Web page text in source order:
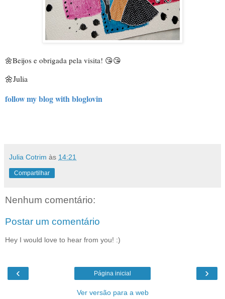
🌼Beijos e obrigada pela visita! 😘😘
🌼Julia
follow my blog with bloglovin
Julia Cotrim às 14:21
Compartilhar
Nenhum comentário:
Postar um comentário
Hey I would love to hear from you! :)
‹ ›
Página inicial
Ver versão para a web